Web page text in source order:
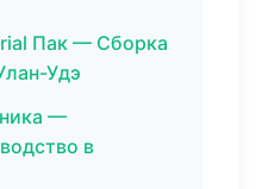
Пак — Сборка
Удэ
—
в